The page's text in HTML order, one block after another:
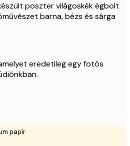
poszter világoskék égbolt
barna, bézs és sárga
eredetileg egy fotós
papír